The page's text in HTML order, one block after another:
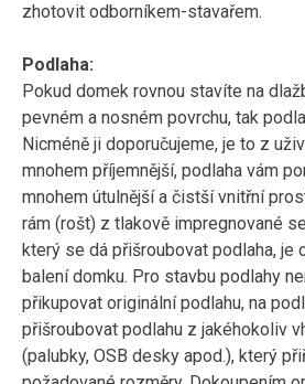
zhotovit odborníkem-stavařem.
Podlaha:
Pokud domek rovnou stavíte na
pevném a nosném povrchu, tak
Nicméně ji doporučujeme, je to z
mnohem příjemnější, podlaha vám
mnohem útulnější a čistší vnitřní
rám (rošt) z tlakově impregnované
který se dá přišroubovat podlaha, je
balení domku. Pro stavbu podlahy
přikupovat originální podlahu, na
přišroubovat podlahu z jakéhokoliv
(palubky, OSB desky apod.), který